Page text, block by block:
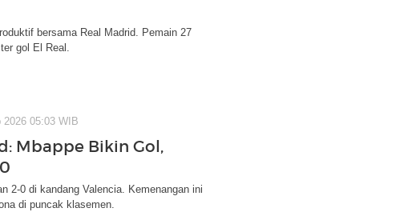
bersama Real Madrid. Pemain 27
gol El Real.
2026 05:03 WIB
Mbappe Bikin Gol,
2-0 di kandang Valencia. Kemenangan ini
di puncak klasemen.